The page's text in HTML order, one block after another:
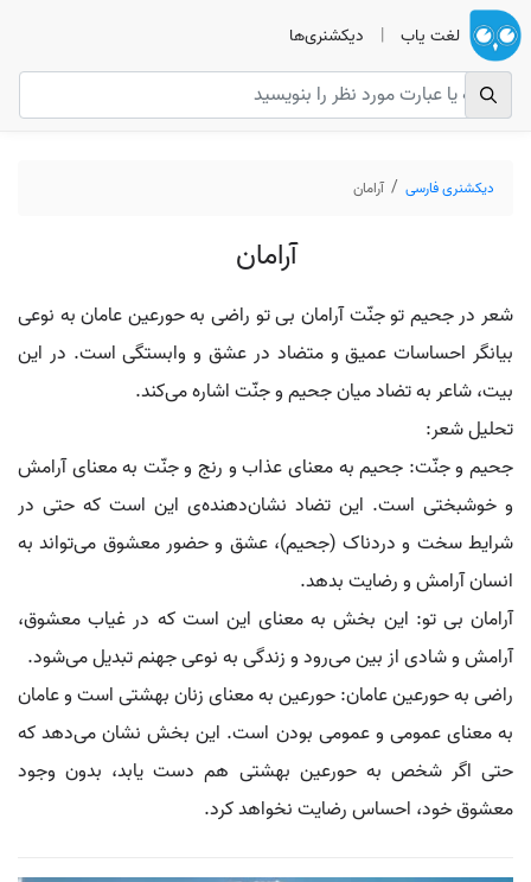
لغت یاب | دیکشنری‌ها
دیکشنری فارسی آرامان
آرامان
شعر در جحیم تو جنّت آرامان بی تو راضی به حورعین عامان به نوعی
بیانگر احساسات عمیق و متضاد در عشق و وابستگی است. در این
بیت، شاعر به تضاد میان جحیم و جنّت اشاره می‌کند.
تحلیل شعر:
جحیم و جنّت: جحیم به معنای عذاب و رنج و جنّت به معنای آرامش
و خوشبختی است. این تضاد نشان‌دهنده‌ی این است که حتی در
شرایط سخت و دردناک (جحیم)، عشق و حضور معشوق می‌تواند به
انسان آرامش و رضایت بدهد.
آرامان بی تو: این بخش به معنای این است که در غیاب معشوق،
آرامش و شادی از بین می‌رود و زندگی به نوعی جهنم تبدیل می‌شود.
راضی به حورعین عامان: حورعین به معنای زنان بهشتی است و عامان
به معنای عمومی و عمومی بودن است. این بخش نشان می‌دهد که
حتی اگر شخص به حورعین بهشتی هم دست یابد، بدون وجود
معشوق خود، احساس رضایت نخواهد کرد.